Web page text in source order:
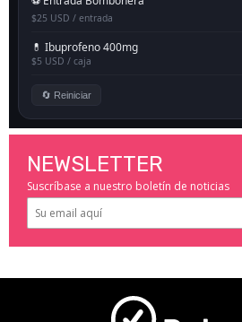
NEWSLETTER
Suscríbase a nuestro boletín de noticias